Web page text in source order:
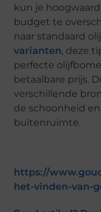
kun je
budget te
naar standaard
varianten, deze
perfecte
betaalbare prijs.
verschillende
de schoonheid
buitenruimte.
https://
het-vinden-van-